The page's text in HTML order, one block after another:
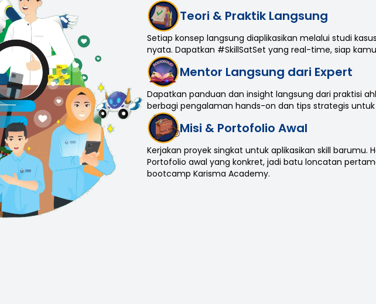
Teori & Praktik Langsung
Setiap konsep langsung diaplikasikan melalui studi
nyata. Dapatkan #SkillSatSet yang real-time, siap
Mentor Langsung dari Expert
Dapatkan panduan dan insight langsung dari praktisi
berbagi pengalaman hands-on dan tips strategis untuk
Misi & Portofolio Awal
Kerjakan proyek singkat untuk aplikasikan skill barumu.
Portofolio awal yang konkret, jadi batu loncatan
bootcamp Karisma Academy.